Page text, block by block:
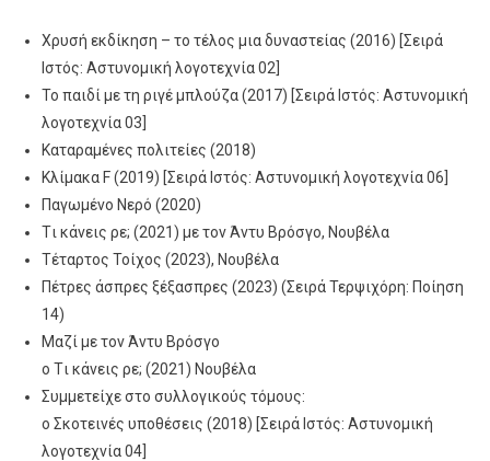
Χρυσή εκδίκηση – το τέλος μια δυναστείας (2016) [Σειρά
Ιστός: Αστυνομική λογοτεχνία 02]
Το παιδί με τη ριγέ μπλούζα (2017) [Σειρά Ιστός: Αστυνομική
λογοτεχνία 03]
Καταραμένες πολιτείες (2018)
Κλίμακα F (2019) [Σειρά Ιστός: Αστυνομική λογοτεχνία 06]
Παγωμένο Νερό (2020)
Tι κάνεις ρε; (2021) με τον Άντυ Βρόσγο, Νουβέλα
Τέταρτος Τοίχος (2023), Νουβέλα
Πέτρες άσπρες ξέξασπρες (2023) (Σειρά Τερψιχόρη: Ποίηση
14)
Μαζί με τον Άντυ Βρόσγο
o Tι κάνεις ρε; (2021) Νουβέλα
Συμμετείχε στο συλλογικούς τόμους:
o Σκοτεινές υποθέσεις (2018) [Σειρά Ιστός: Αστυνομική
λογοτεχνία 04]